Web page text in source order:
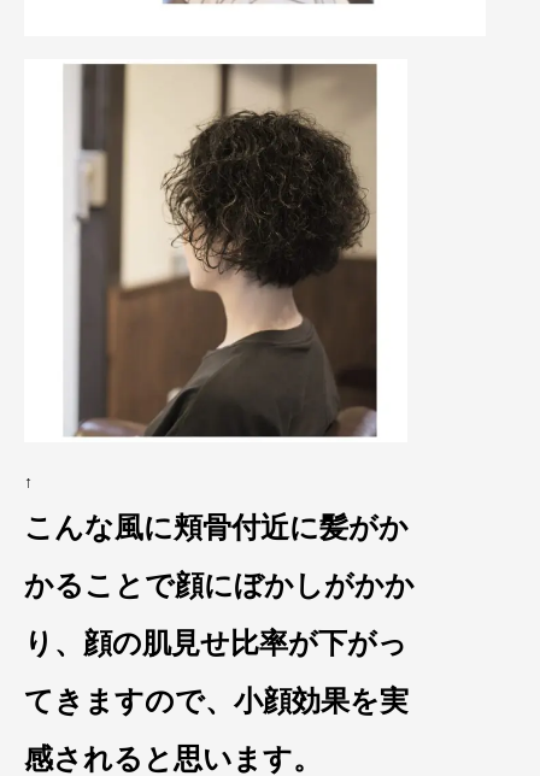
↑
こんな風に頬骨付近に髪がか
かることで顔にぼかしがかか
り、顔の肌見せ比率が下がっ
てきますので、 小顔効果を実
感されると思います。